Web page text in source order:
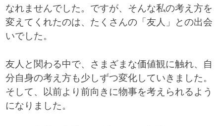
なれませんでした。ですが、そんな私の考え方を
変えてくれたのは、たくさんの「友人」との出会
いでした。
友人と関わる中で、さまざまな価値観に触れ、自
分自身の考え方も少しずつ変化していきました。
そして、以前より前向きに物事を考えられるよう
になりました。